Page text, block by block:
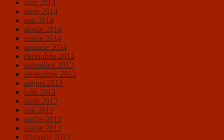
iulie 2014
iunie 2014
mai 2014
aprilie 2014
martie 2014
ianuarie 2014
decembrie 2013
noiembrie 2013
septembrie 2013
august 2013
iulie 2013
iunie 2013
mai 2013
aprilie 2013
martie 2013
februarie 2013